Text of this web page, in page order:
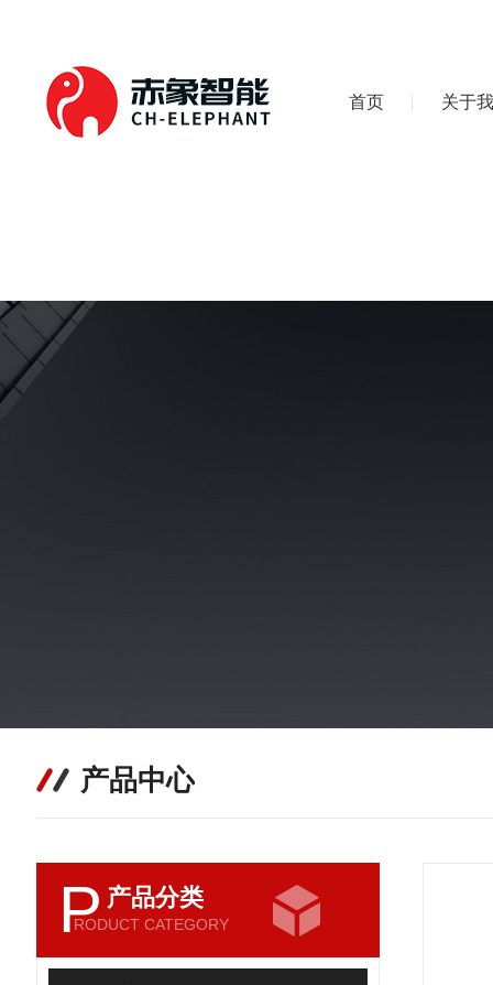
首页 关于
产品中心
P 产品分类
RODUCT CATEGORY